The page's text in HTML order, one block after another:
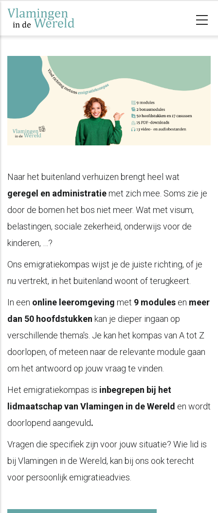
Skip
main
Naar het buitenland verhuizen brengt heel wat
geregel en administratiemet zich mee. Soms zie je
door de bomen het bos niet meer. Wat met visum,
belastingen, sociale zekerheid, onderwijs voor de
kinderen, …?
Ons emigratiekompas wijst je de juiste richting, of je
nu vertrekt, in het buitenland woont of terugkeert.
In een online leeromgeving met 9 modules en meer
dan 50 hoofdstukken kan je dieper ingaan op
verschillende thema's. Je kan het kompas van A tot Z
doorlopen, of meteen naar de relevante module gaan
om het antwoord op jouw vraag te vinden.
Het emigratiekompas is inbegrepen bij het
lidmaatschap van Vlamingen in de Wereld en wordt
doorlopend aangevuld.
Vragen die specifiek zijn voor jouw situatie? Wie lid is
bij Vlamingen in de Wereld, kan bij ons ook terecht
voor persoonlijk emigratieadvies.